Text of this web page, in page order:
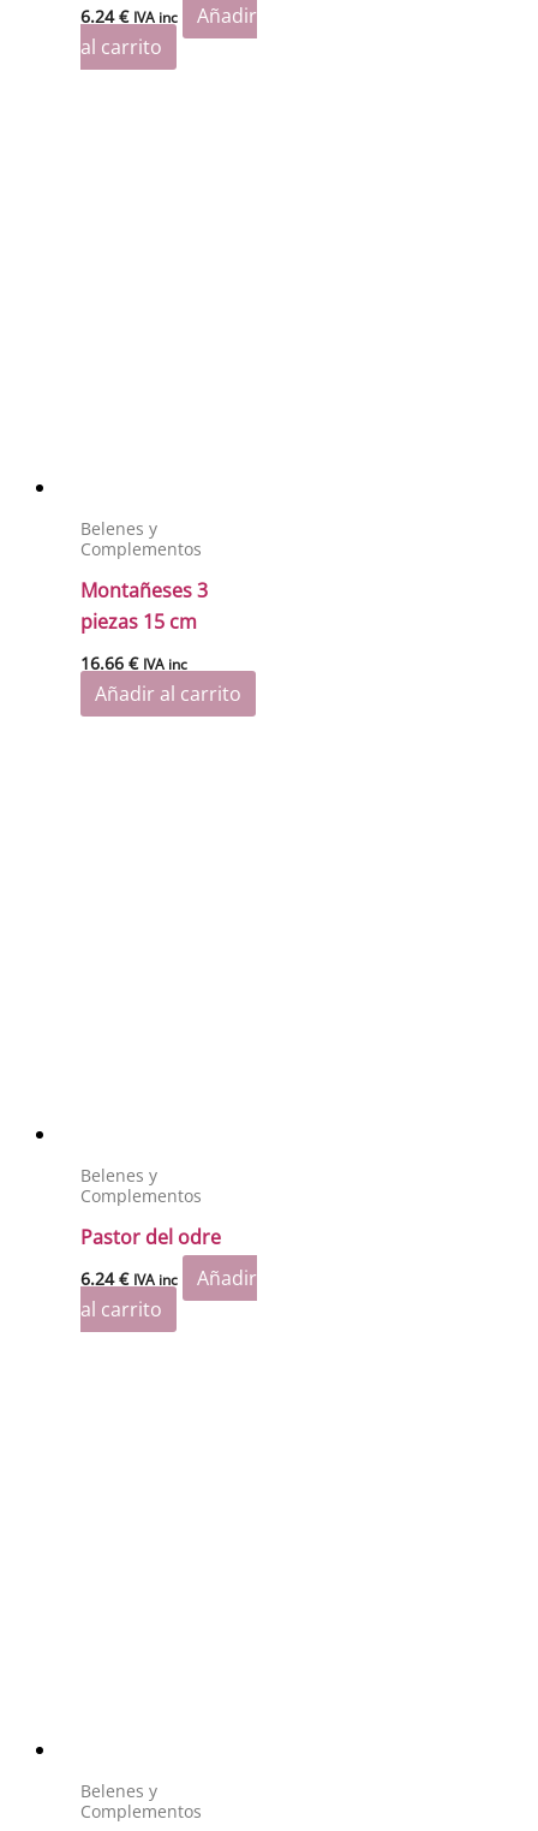
6.24€ IVA inc
Añadir
al carrito
Belenes y
Complementos
Montañeses 3
piezas 15 cm
16.66€ IVA inc
Añadir al carrito
Belenes y
Complementos
Pastor del odre
6.24€ IVA inc
Añadir
al carrito
Belenes y
Complementos